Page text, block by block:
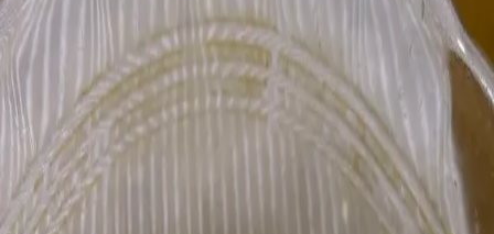
masahiroimo1117
(C) SOUND ON LIVE, Inc. with a whole lot of ♥